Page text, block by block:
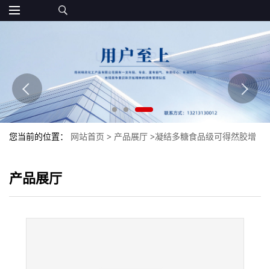
您当前的位置： 网站首页 > 产品展厅 >凝结多糖食品级可得然胶增
产品展厅